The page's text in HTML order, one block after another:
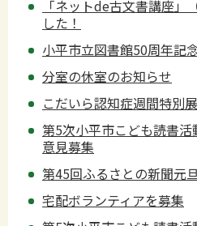
「ネットde古文書講座」
した！
小平市立図書館50周年記
分室の休室のお知らせ
こだいら認知症週間特別
第5次小平市こども読書
意見募集
第45回ふるさとの新聞元
宅配ボランティアを募集